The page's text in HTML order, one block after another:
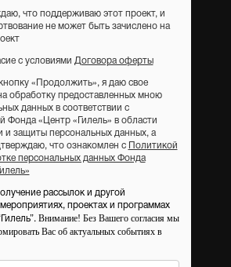
что поддерживаю этот проект, и
не может быть зачислено на
с условиями Договора оферты
«Продолжить», я даю свое
обработку предоставленных мною
данных в соответствии с
Фонда «Центр «Гилель» в области
и защиты персональных данных, а
что ознакомлен с
Политикой
персональных данных Фонда
рассылок и другой
проектах и программах
Внимание! Без Вашего согласия мы
Вас об актуальных событиях в